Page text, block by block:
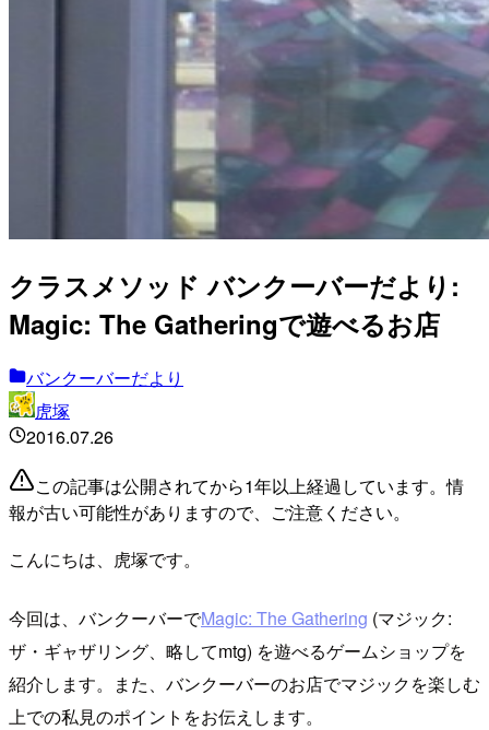
クラスメソッド バンクーバーだより:
Magic: The Gatheringで遊べるお店
バンクーバーだより
虎塚
2016.07.26
この記事は公開されてから1年以上経過しています。情
報が古い可能性がありますので、ご注意ください。
こんにちは、虎塚です。
今回は、バンクーバーでMagic: The Gathering (マジック:
ザ・ギャザリング、略してmtg) を遊べるゲームショップを
紹介します。また、バンクーバーのお店でマジックを楽しむ
上での私見のポイントをお伝えします。